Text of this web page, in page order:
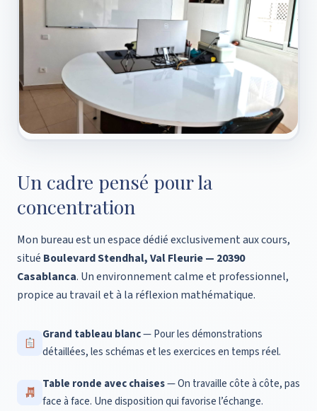
Un cadre pensé pour la
concentration
Mon bureau est un espace dédié exclusivement aux cours,
situé Boulevard Stendhal, Val Fleurie — 20390
Casablanca. Un environnement calme et professionnel,
propice au travail et à la réflexion mathématique.
Grand tableau blanc— Pour les démonstrations
détaillées, les schémas et les exercices en temps réel.
Table ronde avec chaises— On travaille côte à côte, pas
face à face. Une disposition qui favorise l’échange.